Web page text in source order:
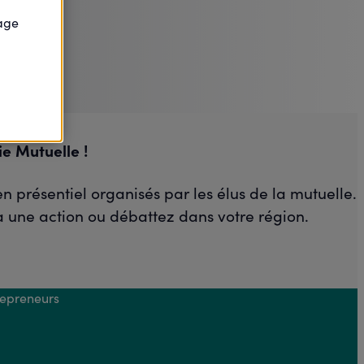
Mutuelle !
présentiel organisés par les élus de la mutuelle.
action ou débattez dans votre région.